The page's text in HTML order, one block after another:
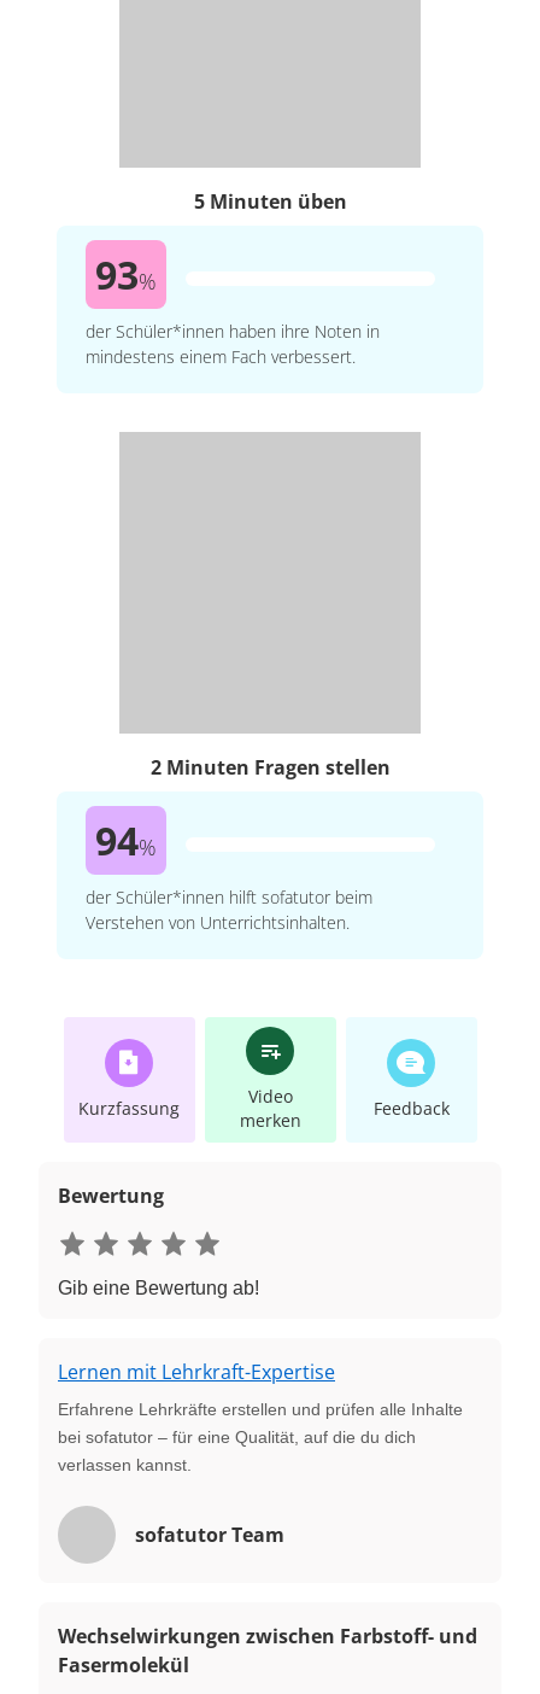
5 Minuten üben
93%
der Schüler*innen haben ihre Noten in
mindestens einem Fach verbessert.
2 Minuten Fragen stellen
94%
der Schüler*innen hilft sofatutor beim
Verstehen von Unterrichtsinhalten.
Kurzfassung
Video
merken
Feedback
Bewertung
Gib eine Bewertung ab!
Lernen mit Lehrkraft-Expertise
Erfahrene Lehrkräfte erstellen und prüfen alle Inhalte
bei sofatutor – für eine Qualität, auf die du dich
verlassen kannst.
sofatutor Team
Wechselwirkungen zwischen Farbstoff- und
Fasermolekül